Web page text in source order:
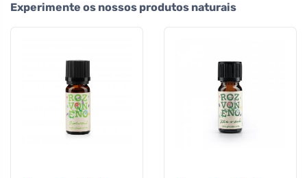
Experimente os nossos produtos naturais